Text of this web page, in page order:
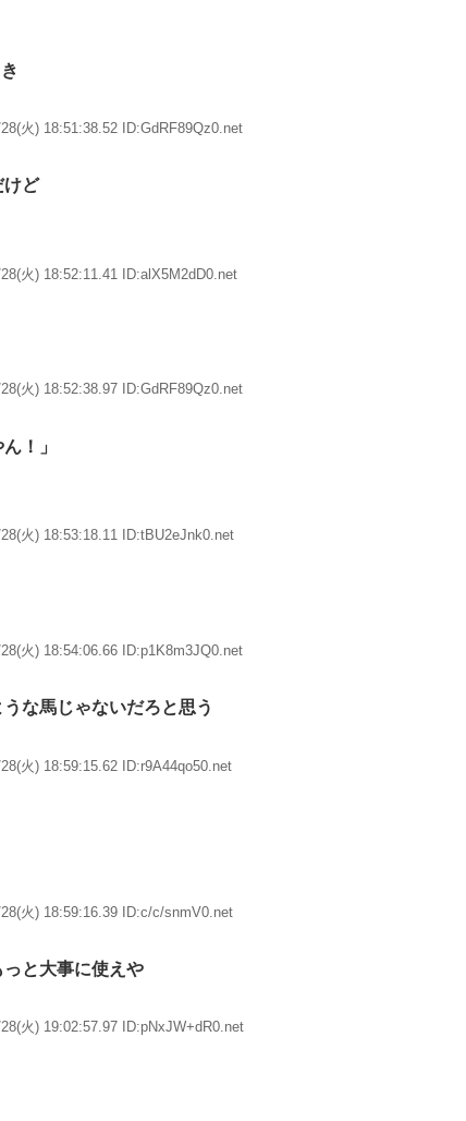
28(火) 18:51:38.52 ID:GdRF89Qz0.net
けど
28(火) 18:52:11.41 ID:alX5M2dD0.net
28(火) 18:52:38.97 ID:GdRF89Qz0.net
！」
28(火) 18:53:18.11 ID:tBU2eJnk0.net
28(火) 18:54:06.66 ID:p1K8m3JQ0.net
な馬じゃないだろと思う
28(火) 18:59:15.62 ID:r9A44qo50.net
28(火) 18:59:16.39 ID:c/c/snmV0.net
と大事に使えや
28(火) 19:02:57.97 ID:pNxJW+dR0.net